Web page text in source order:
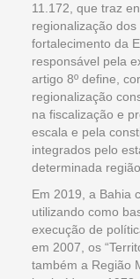
11.172, que traz
regionalização
fortalecimento da
responsável pela
artigo 8º define,
regionalização
na fiscalização e
escala e pela
integrados pelo
determinada
Em 2019, a Bahia
utilizando como
execução de
em 2007, os
também a Região